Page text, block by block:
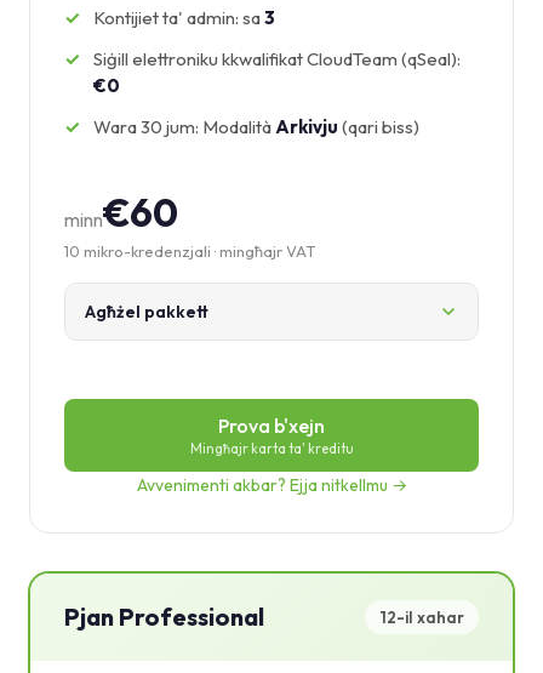
Kontijiet ta' admin: sa3
Siġill elettroniku kkwalifikat CloudTeam (qSeal):
€0
Wara 30 jum: Modalità Arkivju (qari biss)
minn€60
10 mikro-kredenzjali · mingħajr VAT
Agħżel pakkett
Prova b'xejn
Mingħajr karta ta' kreditu
Avvenimenti akbar? Ejja nitkellmu →
Pjan Professional 12-il xahar